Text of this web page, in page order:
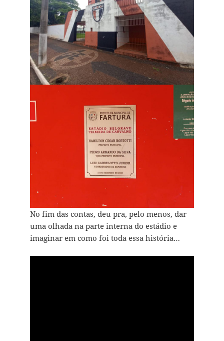
No fim das contas, deu pra, pelo menos, dar
uma olhada na parte interna do estádio e
imaginar em como foi toda essa história…